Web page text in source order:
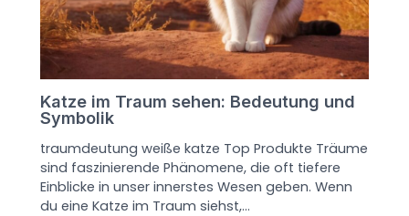
Katze im Traum sehen: Bedeutung und
Symbolik
traumdeutung weiße katze Top Produkte Träume
sind faszinierende Phänomene, die oft tiefere
Einblicke in unser innerstes Wesen geben. Wenn
du eine Katze im Traum siehst,…